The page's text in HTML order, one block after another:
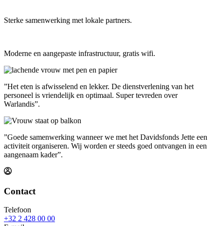
Sterke samenwerking met lokale partners.
Moderne en aangepaste infrastructuur, gratis wifi.
”Het eten is afwisselend en lekker. De dienstverlening van het
personeel is vriendelijk en optimaal. Super tevreden over
Warlandis”.
”Goede samenwerking wanneer we met het Davidsfonds Jette een
activiteit organiseren. Wij worden er steeds goed ontvangen in een
aangenaam kader”.
overview
Contact
Telefoon
+32 2 428 00 00